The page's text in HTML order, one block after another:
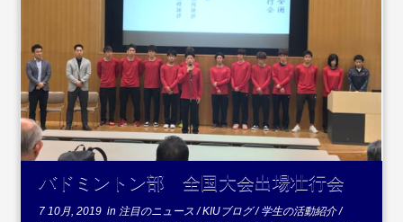
...続きを読む
バドミントン部 全国大会出場壮行会
7 10月, 2019 in 注目のニュース/KIUブログ/学生の活動紹介/